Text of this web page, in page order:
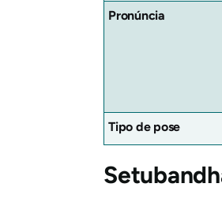
Pronúncia
Tipo de pose